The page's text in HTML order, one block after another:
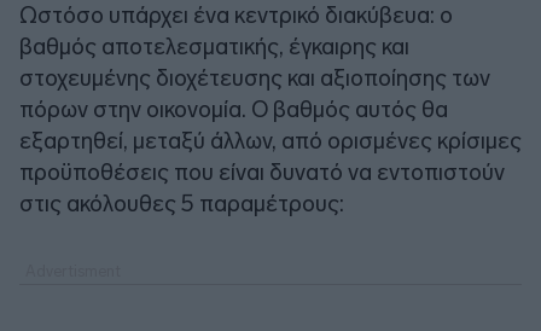
Ωστόσο υπάρχει ένα κεντρικό διακύβευα: ο
βαθμός αποτελεσματικής, έγκαιρης και
στοχευμένης διοχέτευσης και αξιοποίησης των
πόρων στην οικονομία. Ο βαθμός αυτός θα
εξαρτηθεί, μεταξύ άλλων, από ορισμένες κρίσιμες
προϋποθέσεις που είναι δυνατό να εντοπιστούν
στις ακόλουθες 5 παραμέτρους: